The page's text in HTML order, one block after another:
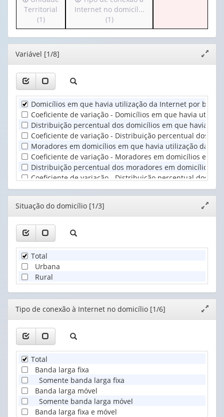
Ano
valor):
para
cabeçalho
(possui
apenas
1
Unidade
Territorial
(1)
Territorial
(1)
para
cabeçalho
(possui
de
conexão
à
Internet
no
domicíl...
(1)
Internet no domicíl...
(1)
Editor
janela
Variável [1/8]
Domicílios em que havia utilização da Internet por
Coeficiente de variação - Domicílios em que havia
Distribuição percentual dos domicílios em que havia
Coeficiente de variação - Distribuição percentual dos
Moradores em domicílios em que havia utilização da
Coeficiente de variação - Moradores em domicílios em
Distribuição percentual dos moradores em domicílios
Coeficiente de variação - Distribuição percentual dos
Editor
janela
Situação do domicílio [1/3]
Total
Urbana
Rural
Editor
janela
Tipo de conexão à Internet no domicílio [1/6]
Total
Banda larga fixa
Somente banda larga fixa
Banda larga móvel
Somente banda larga móvel
Banda larga fixa e móvel